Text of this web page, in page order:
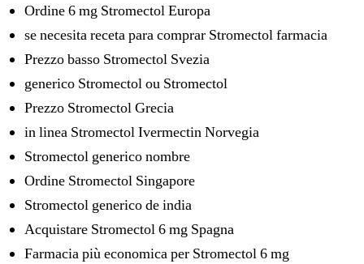
Ordine 6 mg Stromectol Europa
se necesita receta para comprar Stromectol farmacia
Prezzo basso Stromectol Svezia
generico Stromectol ou Stromectol
Prezzo Stromectol Grecia
in linea Stromectol Ivermectin Norvegia
Stromectol generico nombre
Ordine Stromectol Singapore
Stromectol generico de india
Acquistare Stromectol 6 mg Spagna
Farmacia più economica per Stromectol 6 mg